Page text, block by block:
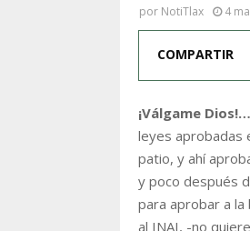
por NotiTlax 4
COMPARTIR
¡Válgame
leyes aprobadas
patio, y ahí
y poco después
para aprobar a
al INAI, -no